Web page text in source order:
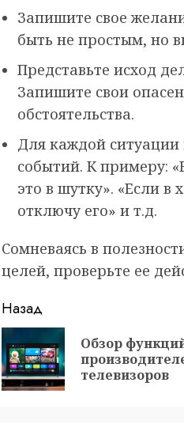
Запишите свое
быть не простым, но
Представьте исход
Запишите свои
обстоятельства.
Для каждой ситуации
событий. К примеру:
это в шутку». «Если в
отключу его» и т.д.
Сомневаясь в
целей, проверьте ее
Продолжить
чтение
Назад
Обзор
телевизоров